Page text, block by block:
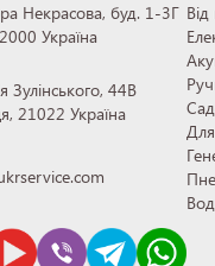
Некрасова, буд. 1-3Г
Україна
Зулінського, 44В
21022 Україна